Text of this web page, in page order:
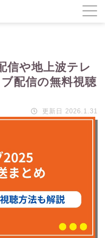
信や地上波テレ
配信の無料視聴
更新日 2026.1.31